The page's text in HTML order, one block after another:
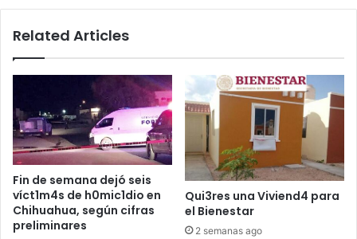
Related Articles
Fin de semana dejó seis
víct1m4s de h0mic1dio en
Chihuahua, según cifras
preliminares
Qui3res una Viviend4 para
el Bienestar
2 semanas ago